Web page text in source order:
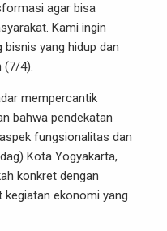
agar bisa
Kami ingin
yang hidup dan
(7/4).
mempercantik
bahwa pendekatan
fungsionalitas dan
Kota Yogyakarta,
konkret dengan
kegiatan ekonomi yang